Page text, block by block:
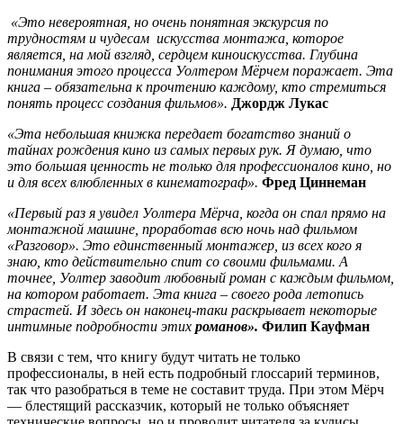
«Это невероятная, но очень понятная экскурсия по
трудностям и чудесам искусства монтажа, которое
является, на мой взгляд, сердцем киноискусства. Глубина
понимания этого процесса Уолтером Мёрчем поражает. Эта
книга – обязательна к прочтению каждому, кто стремиться
понять процесс создания фильмов». Джордж Лукас
«Эта небольшая книжка передает богатство знаний о
тайнах рождения кино из самых первых рук. Я думаю, что
это большая ценность не только для профессионалов кино, но
и для всех влюбленных в кинематограф». Фред Циннеман
«Первый раз я увидел Уолтера Мёрча, когда он спал прямо на
монтажной машине, проработав всю ночь над фильмом
«Разговор». Это единственный монтажер, из всех кого я
знаю, кто действительно спит со своими фильмами. А
точнее, Уолтер заводит любовный роман с каждым фильмом,
на котором работает. Эта книга – своего рода летопись
страстей. И здесь он наконец-таки раскрывает некоторые
интимные подробности этих романов». Филип Кауфман
В связи с тем, что книгу будут читать не только
профессионалы, в ней есть подробный глоссарий терминов,
так что разобраться в теме не составит труда. При этом Мёрч
— блестящий рассказчик, который не только объясняет